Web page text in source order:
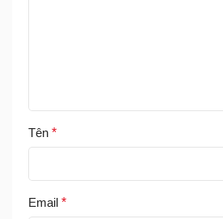
Tên *
Email *